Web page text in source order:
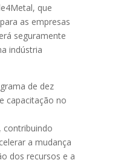
que
as empresas
seguramente
indústria
de dez
capacitação no
contribuindo
a mudança
dos recursos e a